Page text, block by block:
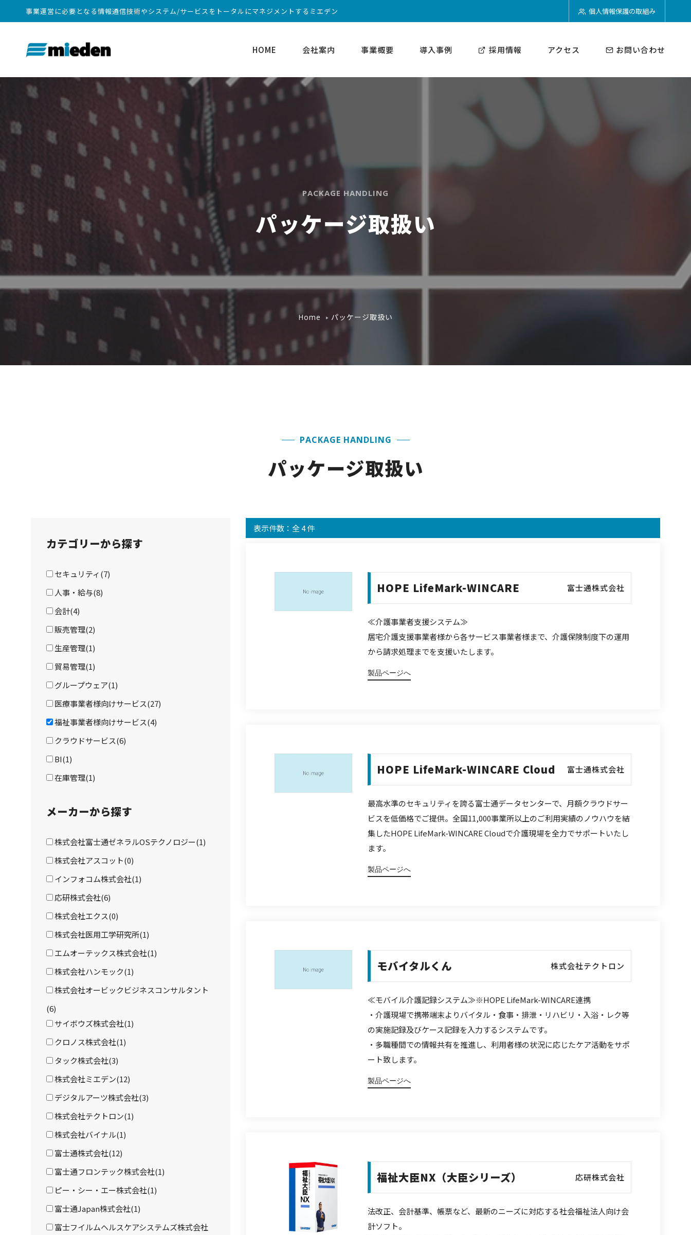
事業運営に必要となる情報通信技術やシステム/サービスをトータルにマネジメントするミエデン 個人情報保護の取組み
HOME 会社案内 事業概要 導入事例 採用情報 アクセス お問い合わせ
PACKAGE HANDLING
パッケージ取扱い
Home パッケージ取扱い
PACKAGE HANDLING
パッケージ取扱い
カテゴリーから探す
セキュリティ(7)
人事・給与(8)
会計(4)
販売管理(2)
生産管理(1)
貿易管理(1)
グループウェア(1)
医療事業者様向けサービス(27)
福祉事業者様向けサービス(4)
クラウドサービス(6)
BI(1)
在庫管理(1)
メーカーから探す
株式会社富士通ゼネラルOSテクノロジー(1)
株式会社アスコット(0)
インフォコム株式会社(1)
応研株式会社(6)
株式会社エクス(0)
株式会社医用工学研究所(1)
エムオーテックス株式会社(1)
株式会社ハンモック(1)
株式会社オービックビジネスコンサルタント
(6)
サイボウズ株式会社(1)
クロノス株式会社(1)
タック株式会社(3)
株式会社ミエデン(12)
デジタルアーツ株式会社(3)
株式会社テクトロン(1)
株式会社バイナル(1)
富士通株式会社(12)
富士通フロンテック株式会社(1)
ピー・シー・エー株式会社(1)
富士通Japan株式会社(1)
富士フイルムヘルスケアシステムズ株式会社
表示件数：全 4 件
HOPE LifeMark-WINCARE 富士通株式会社
≪介護事業者支援システム≫
居宅介護支援事業者様から各サービス事業者様まで、介護保険制度下の運用
から請求処理までを支援いたします。
製品ページへ
HOPE LifeMark-WINCARE Cloud 富士通株式会社
最高水準のセキュリティを誇る富士通データセンターで、月額クラウドサー
ビスを低価格でご提供。全国11,000事業所以上のご利用実績のノウハウを結
集したHOPE LifeMark-WINCARE Cloudで介護現場を全力でサポートいたし
ます。
製品ページへ
モバイタルくん 株式会社テクトロン
≪モバイル介護記録システム≫※HOPE LifeMark-WINCARE連携
・介護現場で携帯端末よりバイタル・食事・排泄・リハビリ・入浴・レク等
の実施記録及びケース記録を入力するシステムです。
・多職種間での情報共有を推進し、利用者様の状況に応じたケア活動をサポ
ート致します。
製品ページへ
福祉大臣NX（大臣シリーズ） 応研株式会社
法改正、会計基準、帳票など、最新のニーズに対応する社会福祉法人向け会
計ソフト。